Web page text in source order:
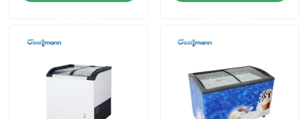
Refroidisseur ouvert à plusieurs étages
Réfrigérateur ouvert d'affichage